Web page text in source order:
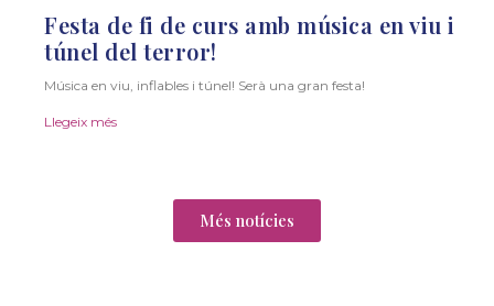
Festa de fi de curs amb música en viu i
túnel del terror!
Música en viu, inflables i túnel! Serà una gran festa!
Llegeix més
Més notícies